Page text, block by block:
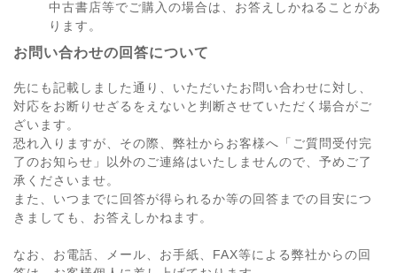
中古書店等でご購入の場合は、お答えしかねることがあ
ります。
お問い合わせの回答について
先にも記載しました通り、いただいたお問い合わせに対し、
対応をお断りせざるをえないと判断させていただく場合がご
ざいます。
恐れ入りますが、その際、弊社からお客様へ「ご質問受付完
了のお知らせ」以外のご連絡はいたしませんので、予めご了
承くださいませ。
また、いつまでに回答が得られるか等の回答までの目安につ
きましても、お答えしかねます。
なお、お電話、メール、お手紙、FAX等による弊社からの回